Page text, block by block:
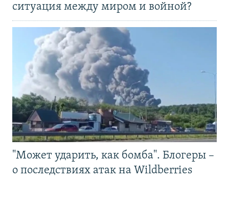
ситуация между миром и войной?
"Может ударить, как бомба". Блогеры –
о последствиях атак на Wildberries